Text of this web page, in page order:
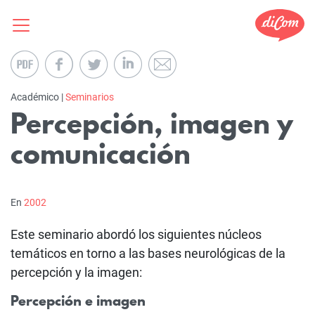
Académico |Seminarios
Percepción, imagen y
comunicación
En 2002
Este seminario abordó los siguientes núcleos
temáticos en torno a las bases neurológicas de la
percepción y la imagen:
Percepción e imagen